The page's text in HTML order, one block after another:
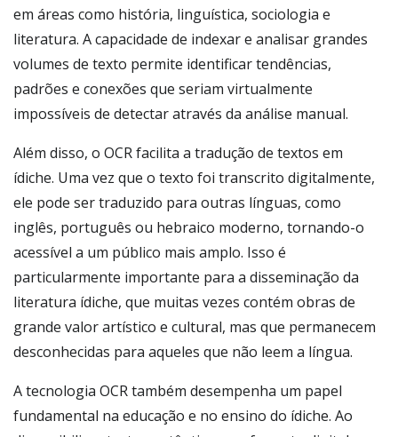
em áreas como história, linguística, sociologia e
literatura. A capacidade de indexar e analisar grandes
volumes de texto permite identificar tendências,
padrões e conexões que seriam virtualmente
impossíveis de detectar através da análise manual.
Além disso, o OCR facilita a tradução de textos em
ídiche. Uma vez que o texto foi transcrito digitalmente,
ele pode ser traduzido para outras línguas, como
inglês, português ou hebraico moderno, tornando-o
acessível a um público mais amplo. Isso é
particularmente importante para a disseminação da
literatura ídiche, que muitas vezes contém obras de
grande valor artístico e cultural, mas que permanecem
desconhecidas para aqueles que não leem a língua.
A tecnologia OCR também desempenha um papel
fundamental na educação e no ensino do ídiche. Ao